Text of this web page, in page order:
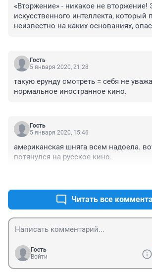
«Вторжение» - никакое не вторжение!
искусственного интеллекта, который
неизвестно на каких основаниях,
Гость
5 января 2020, 21:28
такую ерунду смотреть = себя не
нормальное иностранное кино.
Гость
5 января 2020, 15:46
американская шняга всем надоела.
потянулся на русское кино.
Читать все
Гость
Войти